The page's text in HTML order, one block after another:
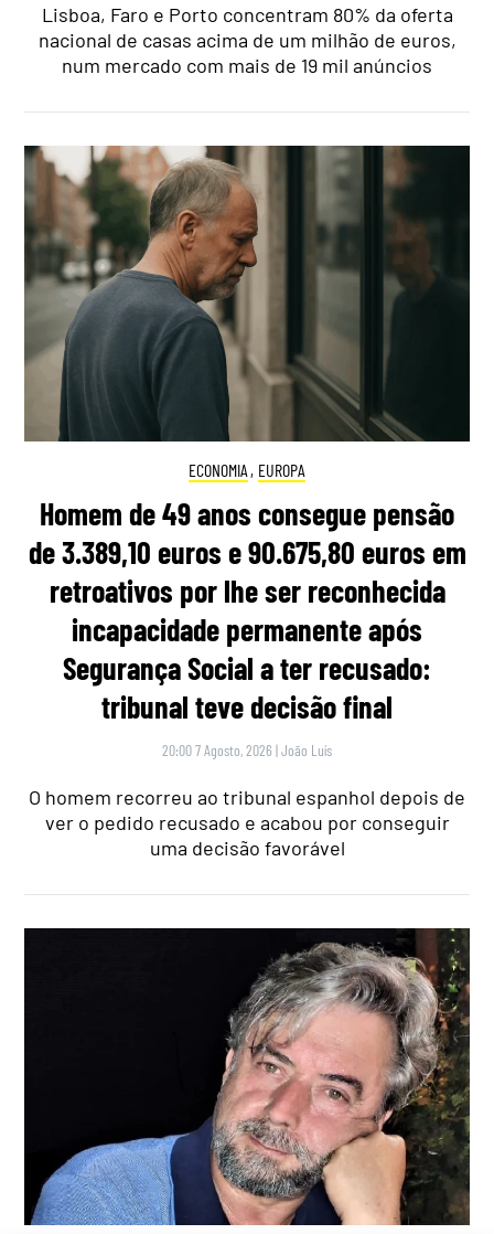
Lisboa, Faro e Porto concentram 80% da oferta
nacional de casas acima de um milhão de euros,
num mercado com mais de 19 mil anúncios
ECONOMIA , EUROPA
Homem de 49 anos consegue pensão
de 3.389,10 euros e 90.675,80 euros em
retroativos por lhe ser reconhecida
incapacidade permanente após
Segurança Social a ter recusado:
tribunal teve decisão final
20:00 7 Agosto, 2026 |João Luís
O homem recorreu ao tribunal espanhol depois de
ver o pedido recusado e acabou por conseguir
uma decisão favorável